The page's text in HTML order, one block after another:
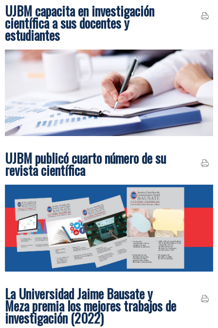
UJBM capacita en investigación
científica a sus docentes y
estudiantes
UJBM publicó cuarto número de su
revista científica
La Universidad Jaime Bausate y
Meza premia los mejores trabajos de
investigación (2022)